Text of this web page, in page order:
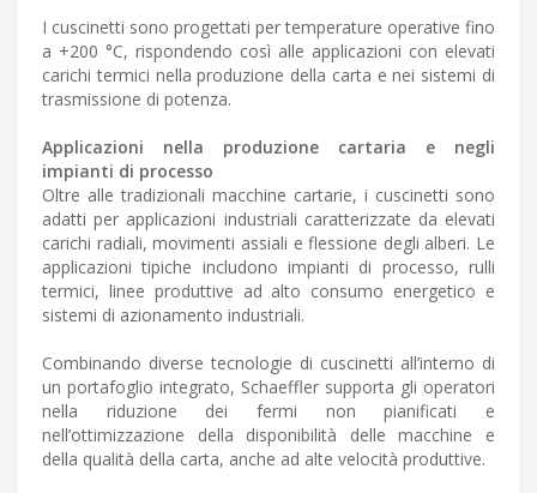
I cuscinetti sono progettati per temperature operative fino
a +200 °C, rispondendo così alle applicazioni con elevati
carichi termici nella produzione della carta e nei sistemi di
trasmissione di potenza.
Applicazioni nella produzione cartaria e negli
impianti di processo
Oltre alle tradizionali macchine cartarie, i cuscinetti sono
adatti per applicazioni industriali caratterizzate da elevati
carichi radiali, movimenti assiali e flessione degli alberi. Le
applicazioni tipiche includono impianti di processo, rulli
termici, linee produttive ad alto consumo energetico e
sistemi di azionamento industriali.
Combinando diverse tecnologie di cuscinetti all’interno di
un portafoglio integrato, Schaeffler supporta gli operatori
nella riduzione dei fermi non pianificati e
nell’ottimizzazione della disponibilità delle macchine e
della qualità della carta, anche ad alte velocità produttive.